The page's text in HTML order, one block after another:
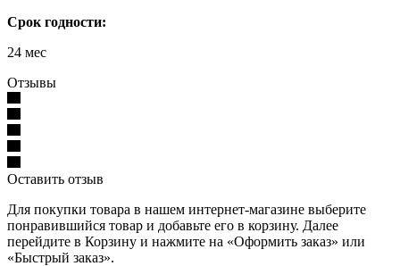
Срок годности:
24 мес
Отзывы
Оставить отзыв
Для покупки товара в нашем интернет-магазине выберите
понравившийся товар и добавьте его в корзину. Далее
перейдите в Корзину и нажмите на «Оформить заказ» или
«Быстрый заказ».